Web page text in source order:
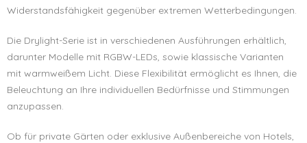
Widerstandsfähigkeit gegenüber extremen Wetterbedingungen.
Die Drylight-Serie ist in verschiedenen Ausführungen erhältlich,
darunter Modelle mit RGBW-LEDs, sowie klassische Varianten
mit warmweißem Licht. Diese Flexibilität ermöglicht es Ihnen, die
Beleuchtung an Ihre individuellen Bedürfnisse und Stimmungen
anzupassen.
Ob für private Gärten oder exklusive Außenbereiche von Hotels,